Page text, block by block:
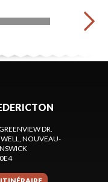
DR.
, NOUVEAU-